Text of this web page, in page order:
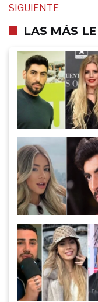
SIGUIENTE
LAS MÁS